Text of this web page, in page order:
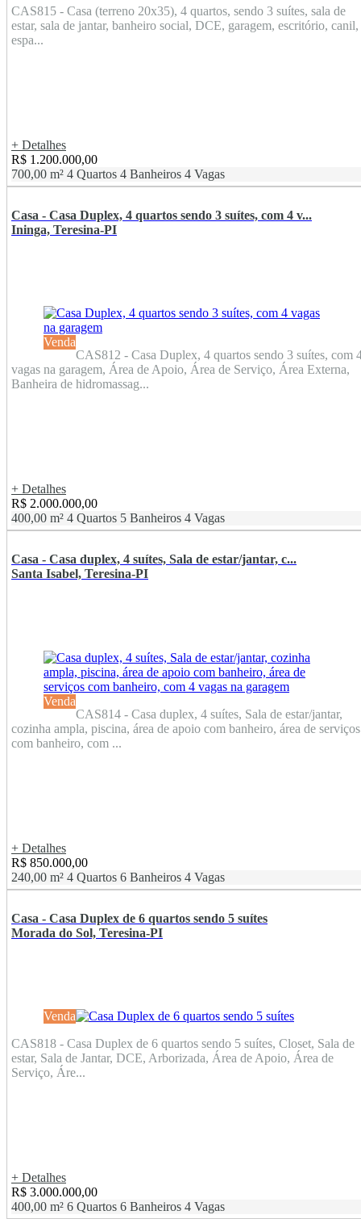
CAS815 - Casa (terreno 20x35), 4 quartos, sendo 3 suítes, sala de
estar, sala de jantar, banheiro social, DCE, garagem, escritório, canil,
espa...
+ Detalhes
R$ 1.200.000,00
700,00 m² 4 Quartos 4 Banheiros 4 Vagas
Casa - Casa Duplex, 4 quartos sendo 3 suítes, com 4 v...
Ininga, Teresina-PI
Venda
CAS812 - Casa Duplex, 4 quartos sendo 3 suítes, com
vagas na garagem, Área de Apoio, Área de Serviço, Área Externa,
Banheira de hidromassag...
+ Detalhes
R$ 2.000.000,00
400,00 m² 4 Quartos 5 Banheiros 4 Vagas
Casa - Casa duplex, 4 suítes, Sala de estar/jantar, c...
Santa Isabel, Teresina-PI
Venda
CAS814 - Casa duplex, 4 suítes, Sala de estar/jantar,
cozinha ampla, piscina, área de apoio com banheiro, área de serviços
com banheiro, com ...
+ Detalhes
R$ 850.000,00
240,00 m² 4 Quartos 6 Banheiros 4 Vagas
Casa - Casa Duplex de 6 quartos sendo 5 suítes
Morada do Sol, Teresina-PI
Venda
CAS818 - Casa Duplex de 6 quartos sendo 5 suítes, Closet, Sala de
estar, Sala de Jantar, DCE, Arborizada, Área de Apoio, Área de
Serviço, Áre...
+ Detalhes
R$ 3.000.000,00
400,00 m² 6 Quartos 6 Banheiros 4 Vagas